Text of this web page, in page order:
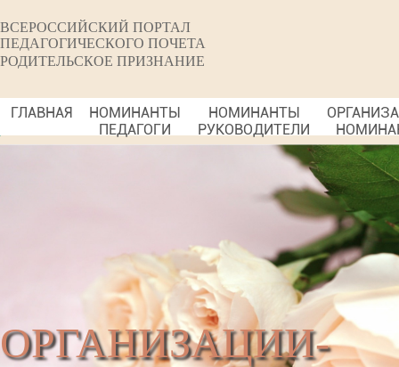
ВСЕРОССИЙСКИЙ ПОРТАЛ
ПЕДАГОГИЧЕСКОГО ПОЧЕТА
РОДИТЕЛЬСКОЕ ПРИЗНАНИЕ
ГЛАВНАЯ
НОМИНАНТЫ
ПЕДАГОГИ
НОМИНАНТЫ
РУКОВОДИТЕЛИ
ОРГАНИЗАЦИИ-